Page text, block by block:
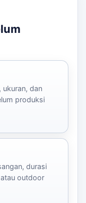
ukuran, dan
produksi
durasi
outdoor